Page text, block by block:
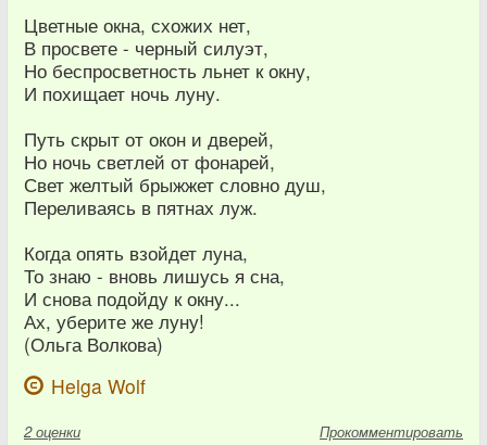
Цветные окна, схожих нет,
В просвете - черный силуэт,
Но беспросветность льнет к окну,
И похищает ночь луну.
Путь скрыт от окон и дверей,
Но ночь светлей от фонарей,
Свет желтый брыжжет словно душ,
Переливаясь в пятнах луж.
Когда опять взойдет луна,
То знаю - вновь лишусь я сна,
И снова подойду к окну...
Ах, уберите же луну!
(Ольга Волкова)
Helga Wolf
2 оценки Прокомментировать